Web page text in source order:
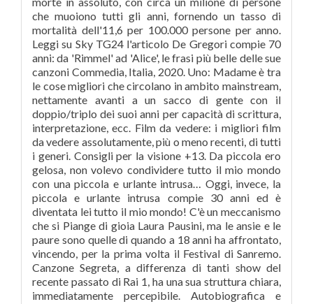
che muoiono tutti gli anni, fornendo un tasso di
mortalità dell'11,6 per 100.000 persone per anno.
Leggi su Sky TG24 l'articolo De Gregori compie 70
anni: da 'Rimmel' ad 'Alice', le frasi più belle delle sue
canzoni Commedia, Italia, 2020. Uno: Madame è tra
le cose migliori che circolano in ambito mainstream,
nettamente avanti a un sacco di gente con il
doppio/triplo dei suoi anni per capacità di scrittura,
interpretazione, ecc. Film da vedere: i migliori film
da vedere assolutamente, più o meno recenti, di tutti
i generi. Consigli per la visione +13. Da piccola ero
gelosa, non volevo condividere tutto il mio mondo
con una piccola e urlante intrusa… Oggi, invece, la
piccola e urlante intrusa compie 30 anni ed è
diventata lei tutto il mio mondo! C'è un meccanismo
che si Piange di gioia Laura Pausini, ma le ansie e le
paure sono quelle di quando a 18 anni ha affrontato,
vincendo, per la prima volta il Festival di Sanremo.
Canzone Segreta, a differenza di tanti show del
recente passato di Rai 1, ha una sua struttura chiara,
immediatamente percepibile. Autobiografica e